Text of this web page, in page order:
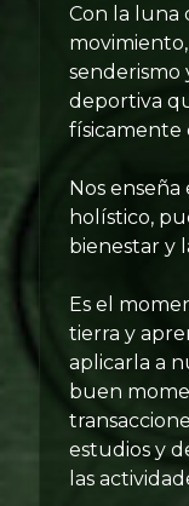
Con la luna
movimiento,
senderismo
deportiva
físicamente
Nos
holístico,
bienestar y
Es el
tierra y
aplicarla a
buen
estudios y
las